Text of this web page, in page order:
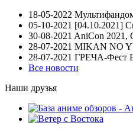
18-05-2022
05-10-2021 [04.10.2021]
30-08-2021 AniCon 2021,
28-07-2021 MIKAN NO
28-07-2021 ГРЕЧА-Фест
Все новости
Наши друзья